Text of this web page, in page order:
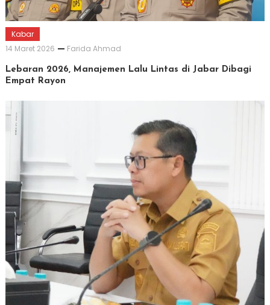
Kabar
14 Maret 2026
Farida Ahmad
Lebaran 2026, Manajemen Lalu Lintas di Jabar Dibagi
Empat Rayon